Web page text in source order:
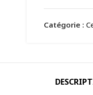
Catégorie :